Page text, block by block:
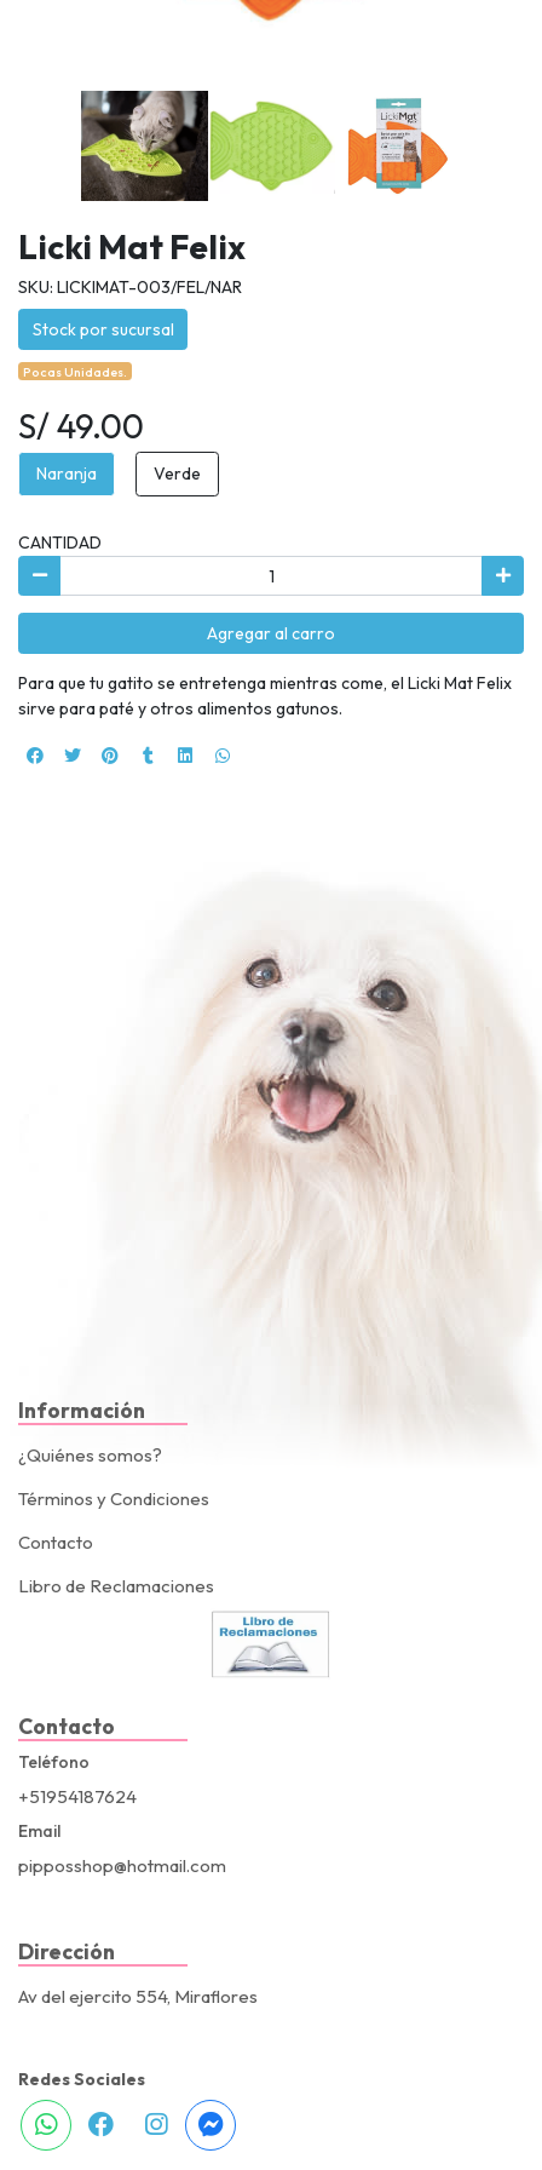
Licki Mat Felix
SKU: LICKIMAT-003/FEL/NAR
Stock por sucursal
Pocas Unidades.
S/ 49.00
Naranja Verde
CANTIDAD
Agregar al carro
Para que tu gatito se entretenga mientras come, el Licki Mat Felix
sirve para paté y otros alimentos gatunos.
Información
¿Quiénes somos?
Términos y Condiciones
Contacto
Libro de Reclamaciones
Contacto
Teléfono
+51954187624
Email
pipposshop@hotmail.com
Dirección
Av del ejercito 554, Miraflores
Redes Sociales